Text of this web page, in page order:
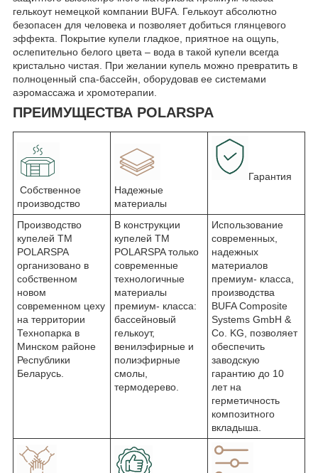
гелькоут немецкой компании BUFA. Гелькоут абсолютно
безопасен для человека и позволяет добиться глянцевого
эффекта. Покрытие купели гладкое, приятное на ощупь,
ослепительно белого цвета – вода в такой купели всегда
кристально чистая. При желании купель можно превратить в
полноценный спа-бассейн, оборудовав ее системами
аэромассажа и хромотерапии.
ПРЕИМУЩЕСТВА POLARSPA
Собственное
производство
Надежные
материалы
Гарантия
Производство
купелей ТМ
POLARSPA
организовано в
собственном
новом
современном цеху
на территории
Технопарка в
Минском районе
Республики
Беларусь.
В конструкции
купелей TM
POLARSPA только
современные
технологичные
материалы
премиум- класса:
бассейновый
гелькоут,
венилэфирные и
полиэфирные
смолы,
термодерево.
Использование
современных,
надежных
материалов
премиум- класса,
производства
BUFA Composite
Systems GmbH &
Co. KG, позволяет
обеспечить
заводскую
гарантию до 10
лет на
герметичность
композитного
вкладыша.